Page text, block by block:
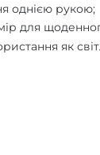
однією рукою;
для
як